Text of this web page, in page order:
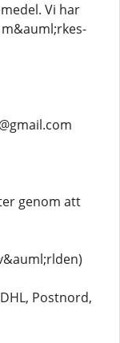
Vi har
genom att
Postnord,